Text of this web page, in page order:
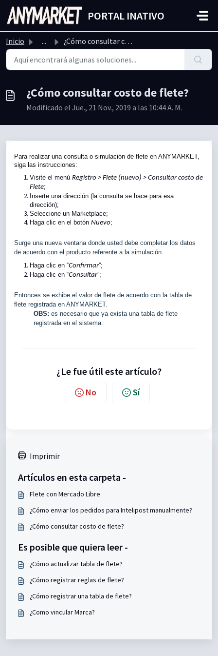
Ir al contenido principal
PORTAL INATIVO
Inicio ... ¿Cómo consultar costo de flete?
¿Cómo consultar costo de flete?
Modificado el Jue., 21 Nov., 2019 a las 10:44 A. M.
Para realizar una consulta o simulación de flete en ANYMARKET,
siga las instrucciones:
Visite el menú Registro > Flete (nuevo) > Consultar costo de
Flete;
Inserte una dirección (la consulta se hace para esa
dirección);
Seleccione un Marketplace;
Haga clic en el botón Nuevo;
Surge una nueva ventana donde usted debe completar los datos
de acuerdo con el producto referente a la simulación.
Haga clic en “Confirmar”;
Haga clic en “Consultar”;
Entonces se exhibe el valor de flete de acuerdo con la tabla de
flete registrada en ANYMARKET.
OBS: es necesario que ya exista una tabla de flete
registrada en el sistema.
¿Le fue útil este artículo?
No Sí
Imprimir
Artículos en esta carpeta -
Flete con Mercado Libre
¿Cómo enviar los pedidos para Intelipost manualmente?
¿Cómo consultar costo de flete?
Es posible que quiera leer -
¿Cómo actualizar tabla de flete?
¿Cómo registrar reglas de flete?
¿Cómo registrar una tabla de flete?
¿Como vincular Marca?